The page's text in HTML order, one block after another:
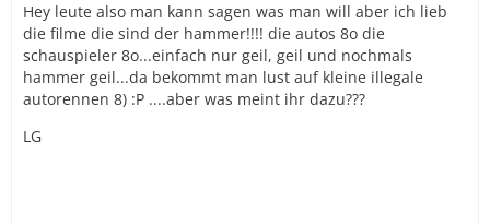
Hey leute also man kann sagen was man will aber ich lieb
die filme die sind der hammer!!!! die autos 8o die
schauspieler 8o...einfach nur geil, geil und nochmals
hammer geil...da bekommt man lust auf kleine illegale
autorennen 8) :P ....aber was meint ihr dazu???
LG